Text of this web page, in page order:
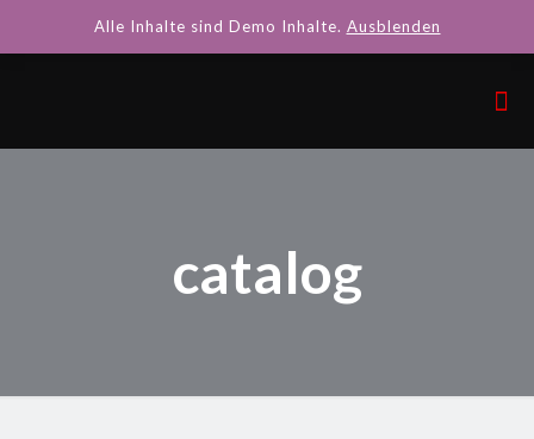
catalog
Alle Inhalte sind Demo Inhalte. Ausblenden